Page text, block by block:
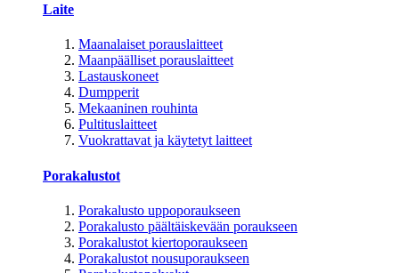
Laite
Maanalaiset porauslaitteet
Maanpäälliset porauslaitteet
Lastauskoneet
Dumpperit
Mekaaninen rouhinta
Pultituslaitteet
Vuokrattavat ja käytetyt laitteet
Porakalustot
Porakalusto uppoporaukseen
Porakalusto päältäiskevään poraukseen
Porakalustot kiertoporaukseen
Porakalustot nousuporaukseen